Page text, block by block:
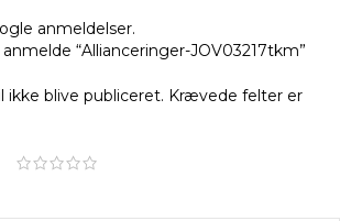
anmeldelser.
“Allianceringer-JOV03217tkm”
ikke blive publiceret. Krævede felter er